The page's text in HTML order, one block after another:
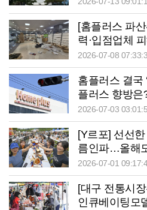
[홈플러스 파
력·입점업체
산…폐점땐 주
2026-07-08
홈플러스 결국
플러스 향방은
2026-07-03
[Y르포] 선선
름인파…올해
2026-07-01
[대구 전통시
인큐베이팅모